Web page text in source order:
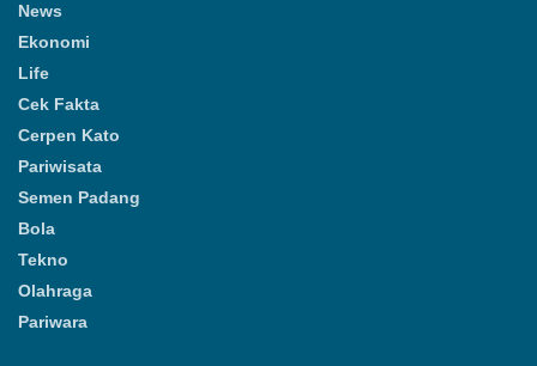
News
Ekonomi
Life
Cek Fakta
Cerpen Kato
Pariwisata
Semen Padang
Bola
Tekno
Olahraga
Pariwara